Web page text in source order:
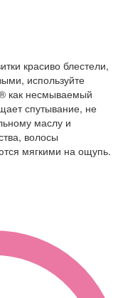
красиво блестели,
используйте
как несмываемый
спутывание, не
маслу и
волосы
мягкими на ощупь.